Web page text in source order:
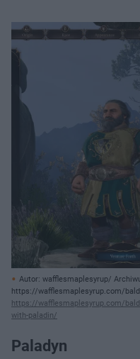
Autor: wafflesmaplesyrup/
https://wafflesmaplesyrup.com/
with-paladin/
https://wafflesmaplesyrup.com/
with-paladin/
Paladyn